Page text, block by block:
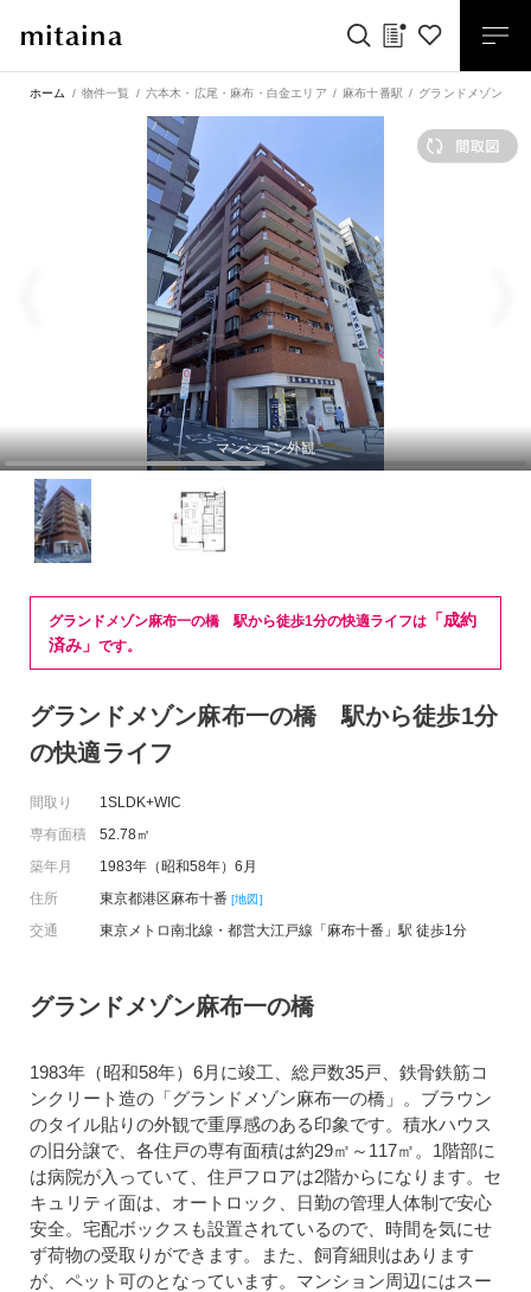
ホーム 物件一覧 六本木・広尾・麻布・白金エリア 麻布十番駅 グランドメゾン麻
マンション外観
グランドメゾン麻布一の橋 駅から徒歩1分の快適ライフは 「成約
済み」 です。
グランドメゾン麻布一の橋 駅から徒歩1分
の快適ライフ
間取り
1SLDK+WIC
専有面積
52.78㎡
築年月
1983年（昭和58年）6月
住所
東京都港区麻布十番 [地図]
交通 東京メトロ南北線・都営大江戸線「麻布十番」駅 徒歩1分
グランドメゾン麻布一の橋
1983年（昭和58年）6月に竣工、総戸数35戸、鉄骨鉄筋コ
ンクリート造の「グランドメゾン麻布一の橋」。ブラウン
のタイル貼りの外観で重厚感のある印象です。積水ハウス
の旧分譲で、各住戸の専有面積は約29㎡～117㎡。1階部に
は病院が入っていて、住戸フロアは2階からになります。セ
キュリティ面は、オートロック、日勤の管理人体制で安心
安全。宅配ボックスも設置されているので、時間を気にせ
ず荷物の受取りができます。また、飼育細則はあります
が、ペット可のとなっています。マンション周辺にはスー